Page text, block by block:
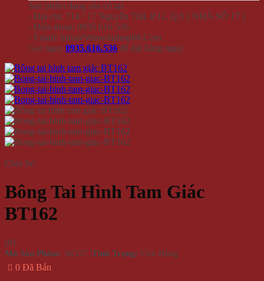
Sản phẩm đang sẵn có tại
- Địa chỉ: 714 / 17 Nguyễn Trãi, P.11, Q.5 ( NHÀ SỐ 17 )
- Điện thoại: 0935 616 536
- Email: Info@Winwinshop88.Com
Gọi ngay 0935.616.536 để đặt hàng ngay.
Chia Sẻ:
Bông Tai Hình Tam Giác
BT162
(0)
Mã Sản Phẩm: 36337 |Tình Trạng: Còn Hàng
0 Đã Bán